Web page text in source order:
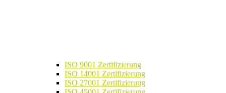
ISO 9001 Zertifizierung
ISO 14001 Zertifizierung
ISO 27001 Zertifizierung